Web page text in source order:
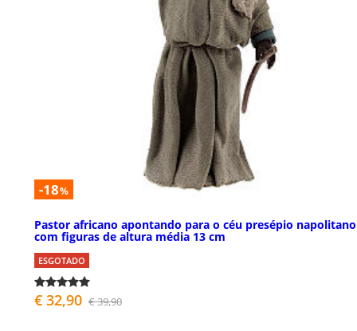
-18%
Pastor africano apontando para o céu presépio napolitano
com figuras de altura média 13 cm
ESGOTADO
€ 32,90 € 39,90